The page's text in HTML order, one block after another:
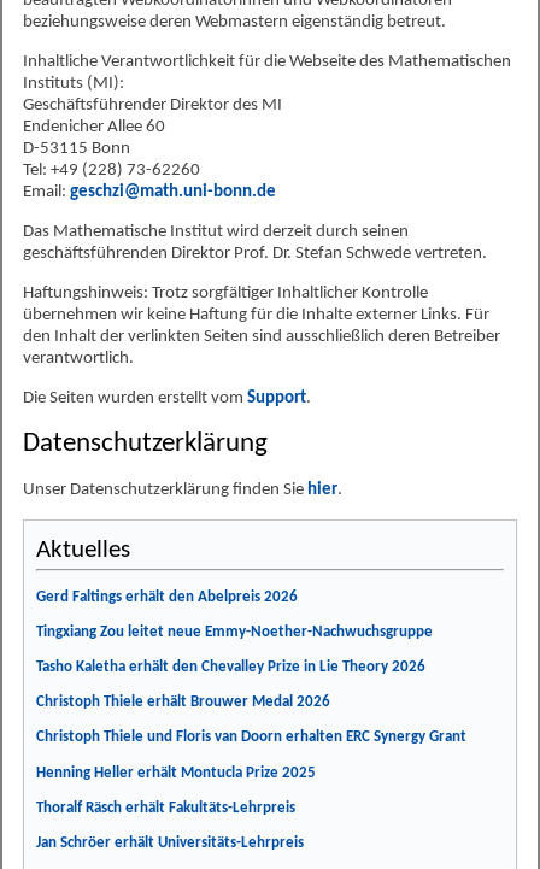
beziehungsweise deren Webmastern eigenständig betreut.
Inhaltliche Verantwortlichkeit für die Webseite des Mathematischen
Instituts (MI):
Geschäftsführender Direktor des MI
Endenicher Allee 60
D-53115 Bonn
Tel: +49 (228) 73-62260
Email: geschzi@math.uni-bonn.de
Das Mathematische Institut wird derzeit durch seinen
geschäftsführenden Direktor Prof. Dr. Stefan Schwede vertreten.
Haftungshinweis: Trotz sorgfältiger Inhaltlicher Kontrolle
übernehmen wir keine Haftung für die Inhalte externer Links. Für
den Inhalt der verlinkten Seiten sind ausschließlich deren Betreiber
verantwortlich.
Die Seiten wurden erstellt vom Support.
Datenschutzerklärung
Unser Datenschutzerklärung finden Sie hier.
Aktuelles
Gerd Faltings erhält den Abelpreis 2026
Tingxiang Zou leitet neue Emmy-Noether-Nachwuchsgruppe
Tasho Kaletha erhält den Chevalley Prize in Lie Theory 2026
Christoph Thiele erhält Brouwer Medal 2026
Christoph Thiele und Floris van Doorn erhalten ERC Synergy Grant
Henning Heller erhält Montucla Prize 2025
Thoralf Räsch erhält Fakultäts-Lehrpreis
Jan Schröer erhält Universitäts-Lehrpreis